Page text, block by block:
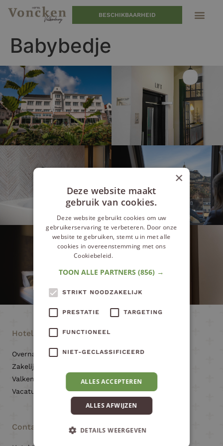
BESCHIKBAARHEID
Babybedje
Hotel Voncken
Overnachten
Zakelijk
Valkenburg
Vacatures
Online boeken
Over ons
Parkeren
Veelgestelde vragen
Contact
×
Deze website maakt
gebruik van cookies.
Deze website gebruikt cookies om uw
gebruikerservaring te verbeteren. Door onze
website te gebruiken, stemt u in met alle
cookies in overeenstemming met ons
Cookiebeleid.
TOON ALLE PARTNERS(856) →
STRIKT NOODZAKELIJK
PRESTATIE TARGETING
FUNCTIONEEL
NIET-GECLASSIFICEERD
ALLES ACCEPTEREN
ALLES AFWIJZEN
DETAILS WEERGEVEN